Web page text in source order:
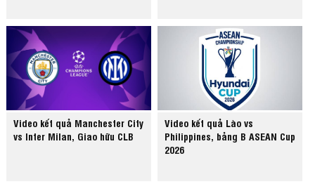
Video kết quả Manchester City
vs Inter Milan, Giao hữu CLB
Video kết quả Lào vs
Philippines, bảng B ASEAN Cup
2026